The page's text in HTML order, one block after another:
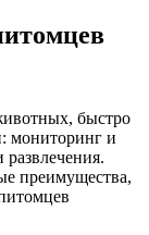
быстро
мониторинг и
развлечения.
преимущества,